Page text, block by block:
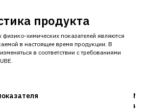
продукта
химических показателей являются
в настоящее время продукции. В
в соответствии с требованиями